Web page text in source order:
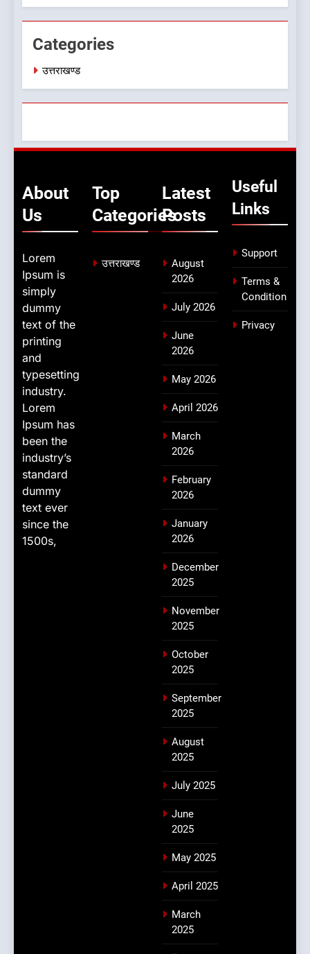
खड़ी हुई जिंदगी
उत्तराखण्ड
Categories
उत्तराखण्ड
About
Us
Lorem
Ipsum is
simply
dummy
text of the
printing
and
typesetting
industry.
Lorem
Ipsum has
been the
industry’s
standard
dummy
text ever
since the
1500s,
Top
Categories
उत्तराखण्ड
Latest
Posts
August
2026
July 2026
June
2026
May 2026
April 2026
March
2026
February
2026
January
2026
December
2025
November
2025
October
2025
September
2025
August
2025
July 2025
June
2025
May 2025
April 2025
March
2025
Useful
Links
Support
Terms &
Condition
Privacy